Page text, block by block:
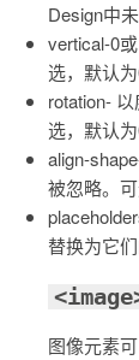
Design中未
vertical-0
选，默认为
rotation-
选，默认为
align-
被忽略。可
替换为它
图像元素